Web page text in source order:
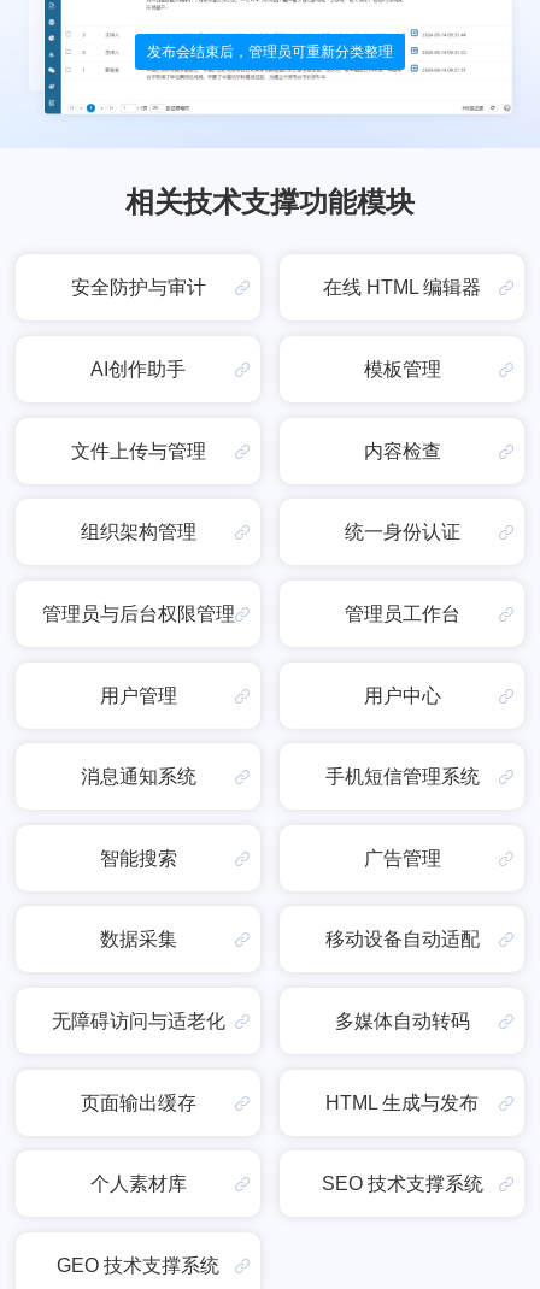
发布会结束后，管理员可重新分类整理
相关技术支撑功能模块
安全防护与审计 在线 HTML 编辑器
AI创作助手 模板管理
文件上传与管理 内容检查
组织架构管理 统一身份认证
管理员与后台权限管理 管理员工作台
用户管理 用户中心
消息通知系统 手机短信管理系统
智能搜索 广告管理
数据采集 移动设备自动适配
无障碍访问与适老化 多媒体自动转码
页面输出缓存 HTML 生成与发布
个人素材库 SEO 技术支撑系统
GEO 技术支撑系统